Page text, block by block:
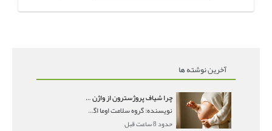
آخرین نوشته ها
چرا شیاف پروژسترون از واژن بیرون می‌ریزد؟ میزان جذب و زمان صحیح مصرف
نویسنده: گروه سلامت اوما اگر بعد از گذاشتن شیاف پر
حدود 8 ساعت قبل